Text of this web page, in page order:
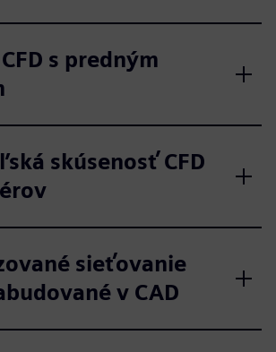
s predným
skúsenosť CFD
sieťovanie
v CAD